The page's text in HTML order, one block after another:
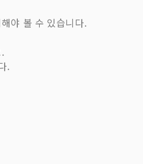
야 볼 수 있습니다.
.